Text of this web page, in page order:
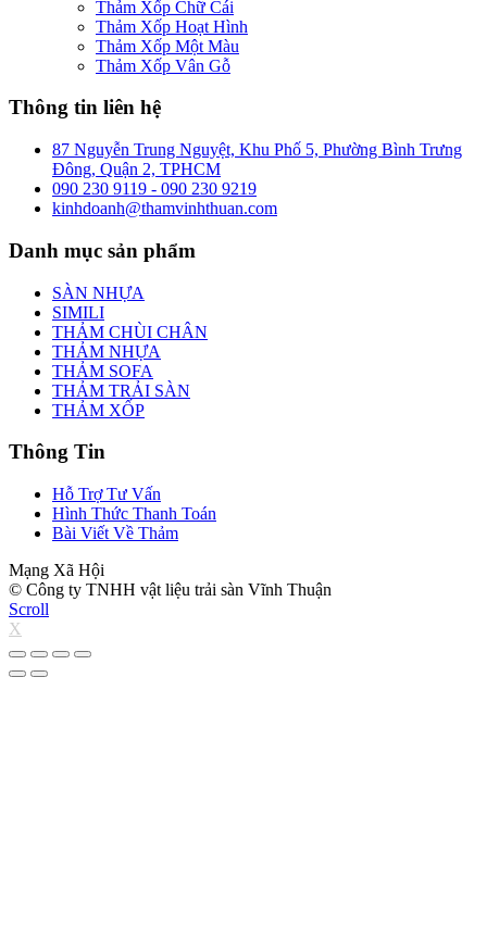
Thảm Xốp Chữ Cái
Thảm Xốp Hoạt Hình
Thảm Xốp Một Màu
Thảm Xốp Vân Gỗ
Thông tin liên hệ
87 Nguyễn Trung Nguyệt, Khu Phố 5, Phường Bình Trưng
Đông, Quận 2, TPHCM
090 230 9119 - 090 230 9219
kinhdoanh@thamvinhthuan.com
Danh mục sản phẩm
SÀN NHỰA
SIMILI
THẢM CHÙI CHÂN
THẢM NHỰA
THẢM SOFA
THẢM TRẢI SÀN
THẢM XỐP
Thông Tin
Hỗ Trợ Tư Vấn
Hình Thức Thanh Toán
Bài Viết Về Thảm
Mạng Xã Hội
© Công ty TNHH vật liệu trải sàn Vĩnh Thuận
Scroll
X